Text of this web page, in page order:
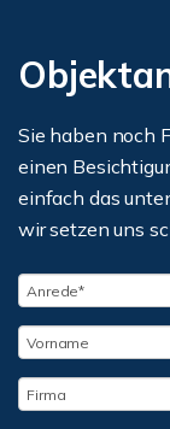
Sie haben noch
einen
einfach das
wir setzen uns